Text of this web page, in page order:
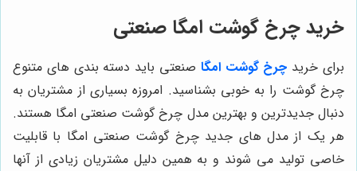
خرید چرخ گوشت امگا صنعتی
برای خرید چرخ گوشت امگا صنعتی باید دسته بندی های متنوع
چرخ گوشت را به خوبی بشناسید. امروزه بسیاری از مشتریان به
دنبال جدیدترین و بهترین مدل چرخ گوشت صنعتی امگا هستند.
هر یک از مدل های جدید چرخ گوشت صنعتی امگا با قابلیت
خاصی تولید می شوند و به همین دلیل مشتریان زیادی از آنها